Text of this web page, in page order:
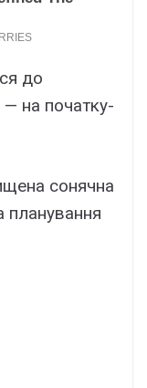
до
на початку-
сонячна
планування